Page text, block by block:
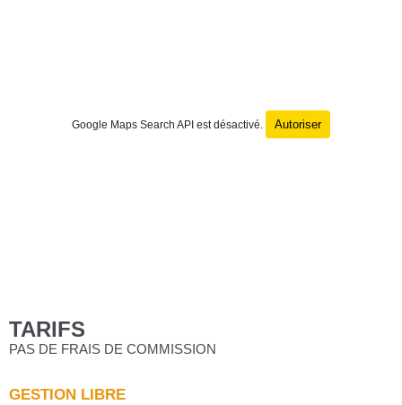
Google Maps Search API est désactivé. Autoriser
TARIFS
PAS DE FRAIS DE COMMISSION
GESTION LIBRE